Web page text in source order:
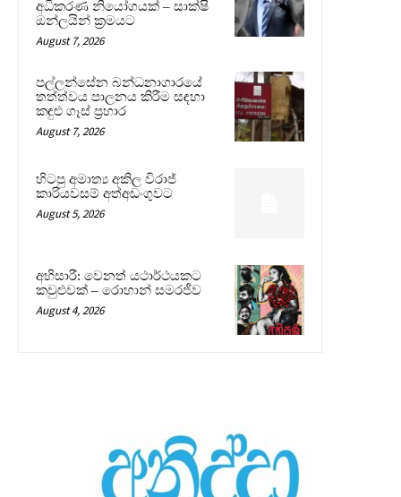
අධිකරණ නියෝගයක් – සාක්ෂි
ඔන්ලයින් ක්‍රමයට
August 7, 2026
පල්ලන්සේන බන්ධනාගාරයේ
තත්ත්වය පාලනය කිරීම සඳහා
කඳුළු ගෑස් ප්‍රහාර
August 7, 2026
හිටපු අමාත්‍ය අකිල විරාජ්
කාරියවසම් අත්අඩංගුවට
August 5, 2026
අභිසාරී: වෙනත් යථාර්ථයකට
කවුළුවක් – රොහාන් සමරජීව
August 4, 2026